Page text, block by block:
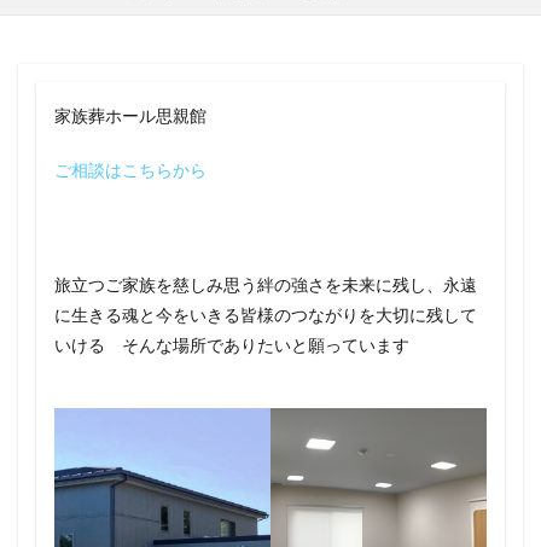
家族葬ホール思親館
ご相談はこちらから
旅立つご家族を慈しみ思う絆の強さを未来に残し、永遠
に生きる魂と今をいきる皆様のつながりを大切に残して
いける そんな場所でありたいと願っています